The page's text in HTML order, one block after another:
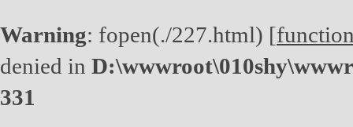
Warning: fopen(./227.html) [
denied in
331